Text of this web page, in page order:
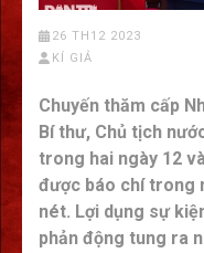
26 TH12 2023
KÍ GIẢ
Chuyến thăm cấp
Bí thư, Chủ tịch
trong hai ngày 12
được báo chí trong
nét. Lợi dụng sự
phản động tung ra